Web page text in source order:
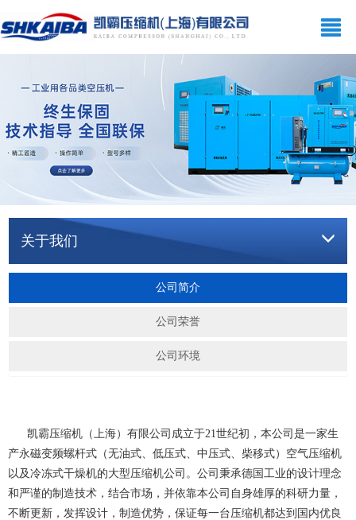
关于我们
空压机系列
产品展示
联系我们
关于我们
公司简介
公司荣誉
公司环境
凯霸压缩机（上海）有限公司成立于21世纪初，本公司是一家生
产永磁变频螺杆式（无油式、低压式、中压式、柴移式）空气压缩机
以及冷冻式干燥机的大型压缩机公司。公司秉承德国工业的设计理念
和严谨的制造技术，结合市场，并依靠本公司自身雄厚的科研力量，
不断更新，发挥设计，制造优势，保证每一台压缩机都达到国内优良